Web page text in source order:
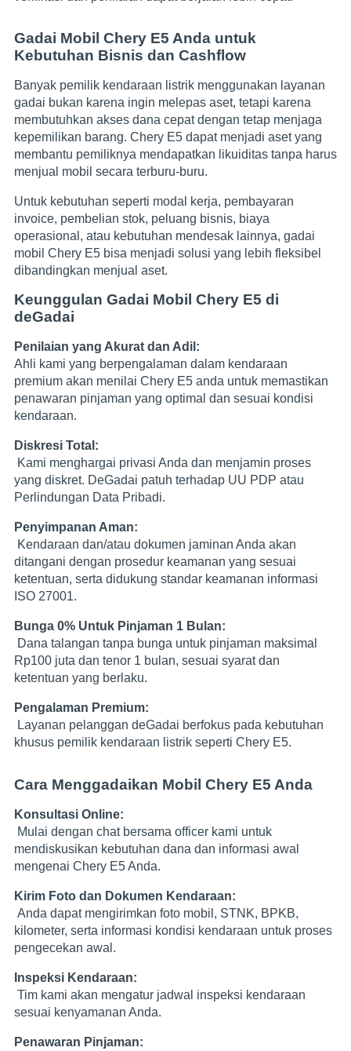
Gadai Mobil Chery E5 Anda untuk
Kebutuhan Bisnis dan Cashflow
Banyak pemilik kendaraan listrik menggunakan layanan
gadai bukan karena ingin melepas aset, tetapi karena
membutuhkan akses dana cepat dengan tetap menjaga
kepemilikan barang. Chery E5 dapat menjadi aset yang
membantu pemiliknya mendapatkan likuiditas tanpa harus
menjual mobil secara terburu-buru.
Untuk kebutuhan seperti modal kerja, pembayaran
invoice, pembelian stok, peluang bisnis, biaya
operasional, atau kebutuhan mendesak lainnya, gadai
mobil Chery E5 bisa menjadi solusi yang lebih fleksibel
dibandingkan menjual aset.
Keunggulan Gadai Mobil Chery E5 di
deGadai
Penilaian yang Akurat dan Adil:
Ahli kami yang berpengalaman dalam kendaraan
premium akan menilai Chery E5 anda untuk memastikan
penawaran pinjaman yang optimal dan sesuai kondisi
kendaraan.
Diskresi Total:
Kami menghargai privasi Anda dan menjamin proses
yang diskret. DeGadai patuh terhadap UU PDP atau
Perlindungan Data Pribadi.
Penyimpanan Aman:
Kendaraan dan/atau dokumen jaminan Anda akan
ditangani dengan prosedur keamanan yang sesuai
ketentuan, serta didukung standar keamanan informasi
ISO 27001.
Bunga 0% Untuk Pinjaman 1 Bulan:
Dana talangan tanpa bunga untuk pinjaman maksimal
Rp100 juta dan tenor 1 bulan, sesuai syarat dan
ketentuan yang berlaku.
Pengalaman Premium:
Layanan pelanggan deGadai berfokus pada kebutuhan
khusus pemilik kendaraan listrik seperti Chery E5.
Cara Menggadaikan Mobil Chery E5 Anda
Konsultasi Online:
Mulai dengan chat bersama officer kami untuk
mendiskusikan kebutuhan dana dan informasi awal
mengenai Chery E5 Anda.
Kirim Foto dan Dokumen Kendaraan:
Anda dapat mengirimkan foto mobil, STNK, BPKB,
kilometer, serta informasi kondisi kendaraan untuk proses
pengecekan awal.
Inspeksi Kendaraan:
Tim kami akan mengatur jadwal inspeksi kendaraan
sesuai kenyamanan Anda.
Penawaran Pinjaman: